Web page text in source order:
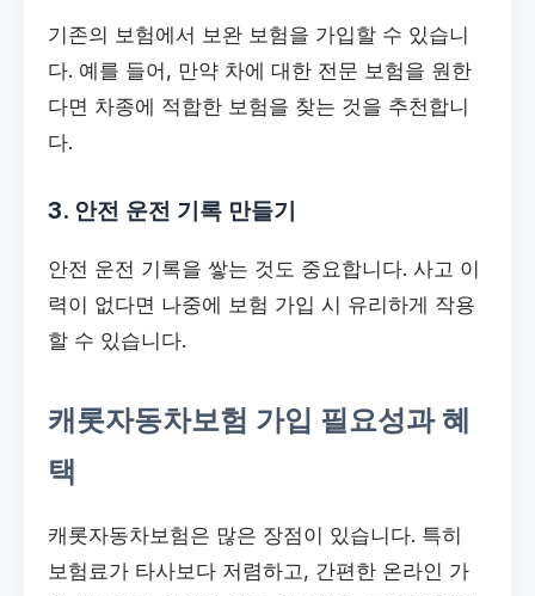
기존의 보험에서 보완 보험을 가입할 수 있습니
다. 예를 들어, 만약 차에 대한 전문 보험을 원한
다면 차종에 적합한 보험을 찾는 것을 추천합니
다.
3. 안전 운전 기록 만들기
안전 운전 기록을 쌓는 것도 중요합니다. 사고 이
력이 없다면 나중에 보험 가입 시 유리하게 작용
할 수 있습니다.
캐롯자동차보험 가입 필요성과 혜
택
캐롯자동차보험은 많은 장점이 있습니다. 특히
보험료가 타사보다 저렴하고, 간편한 온라인 가